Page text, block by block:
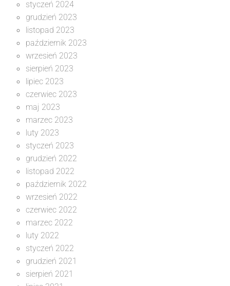
styczeń 2024
grudzień 2023
listopad 2023
październik 2023
wrzesień 2023
sierpień 2023
lipiec 2023
czerwiec 2023
maj 2023
marzec 2023
luty 2023
styczeń 2023
grudzień 2022
listopad 2022
październik 2022
wrzesień 2022
czerwiec 2022
marzec 2022
luty 2022
styczeń 2022
grudzień 2021
sierpień 2021